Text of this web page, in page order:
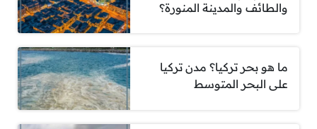
والطائف والمدينة المنورة؟
ما هو بحر تركيا؟ مدن تركيا
على البحر المتوسط